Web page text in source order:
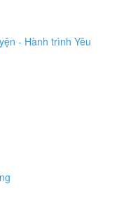
- Hành trình Yêu